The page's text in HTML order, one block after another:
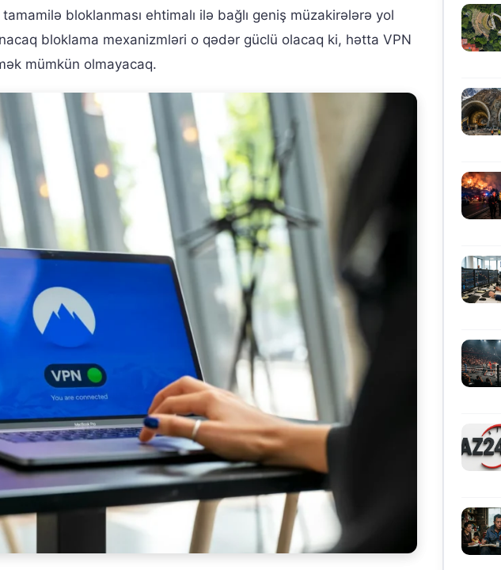
bloklanması ehtimalı ilə bağlı geniş müzakirələrə yol
bloklama mexanizmləri o qədər güclü olacaq ki, hətta VPN
mümkün olmayacaq.